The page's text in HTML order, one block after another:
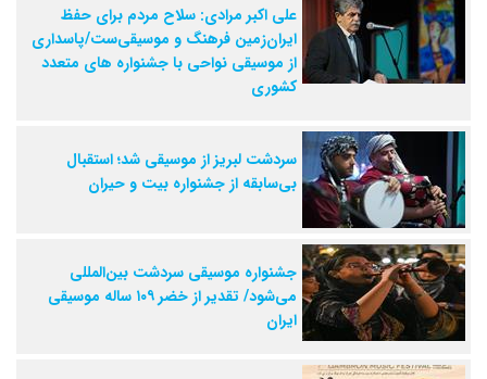
علی اکبر مرادی: سلاح مردم برای حفظ
ایران‌زمین فرهنگ و موسیقی‌ست/پاسداری
از موسیقی نواحی با جشنواره های متعدد
کشوری
سردشت لبریز از موسیقی شد؛ استقبال
بی‌سابقه از جشنواره بیت و حیران
جشنواره موسیقی سردشت بین‌المللی
می‌شود/ تقدیر از خضر ۱۰۹ ساله موسیقی
ایران